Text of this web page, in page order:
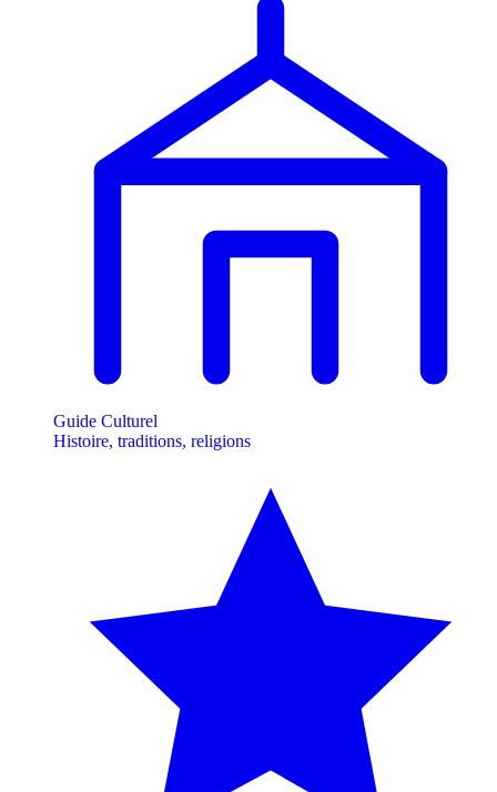
Guide Culturel
Histoire, traditions, religions